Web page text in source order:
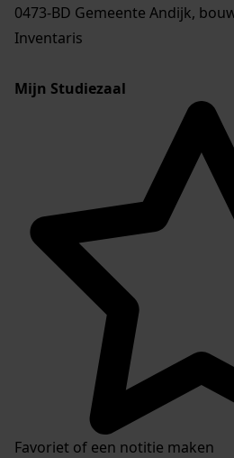
0473-BD Gemeente Andijk,
Inventaris
Mijn Studiezaal
Favoriet of een notitie maken